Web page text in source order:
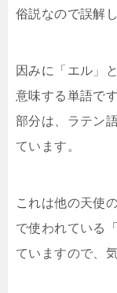
俗説なので誤解
因みに「エル」
意味する単語で
部分は、ラテン
ています。
これは他の天使
で使われている
ていますので、